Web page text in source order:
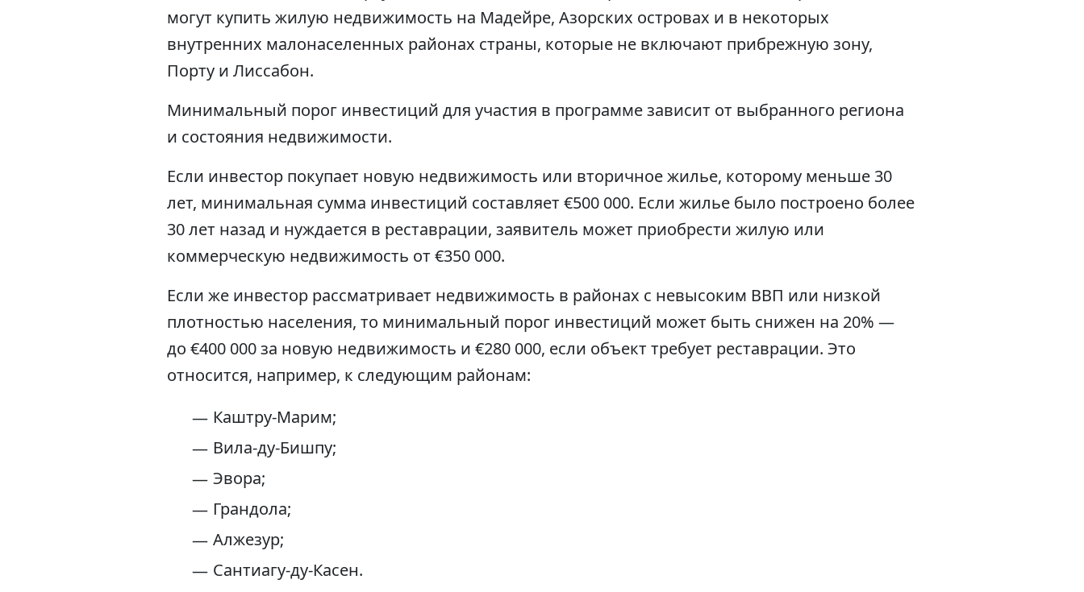
могут купить жилую недвижимость на Мадейре, Азорских островах и в некоторых
внутренних малонаселенных районах страны, которые не включают прибрежную зону,
Порту и Лиссабон.
Минимальный порог инвестиций для участия в программе зависит от выбранного региона
и состояния недвижимости.
Если инвестор покупает новую недвижимость или вторичное жилье, которому меньше 30
лет, минимальная сумма инвестиций составляет €500 000. Если жилье было построено более
30 лет назад и нуждается в реставрации, заявитель может приобрести жилую или
коммерческую недвижимость от €350 000.
Если же инвестор рассматривает недвижимость в районах с невысоким ВВП или низкой
плотностью населения, то минимальный порог инвестиций может быть снижен на 20% —
до €400 000 за новую недвижимость и €280 000, если объект требует реставрации. Это
относится, например, к следующим районам:
Каштру-Марим;
Вила-ду-Бишпу;
Эвора;
Грандола;
Алжезур;
Сантиагу-ду-Касен.